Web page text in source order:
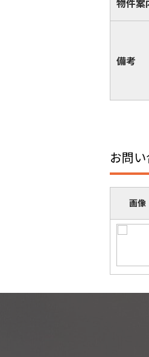
物件案
備考
お問
画像